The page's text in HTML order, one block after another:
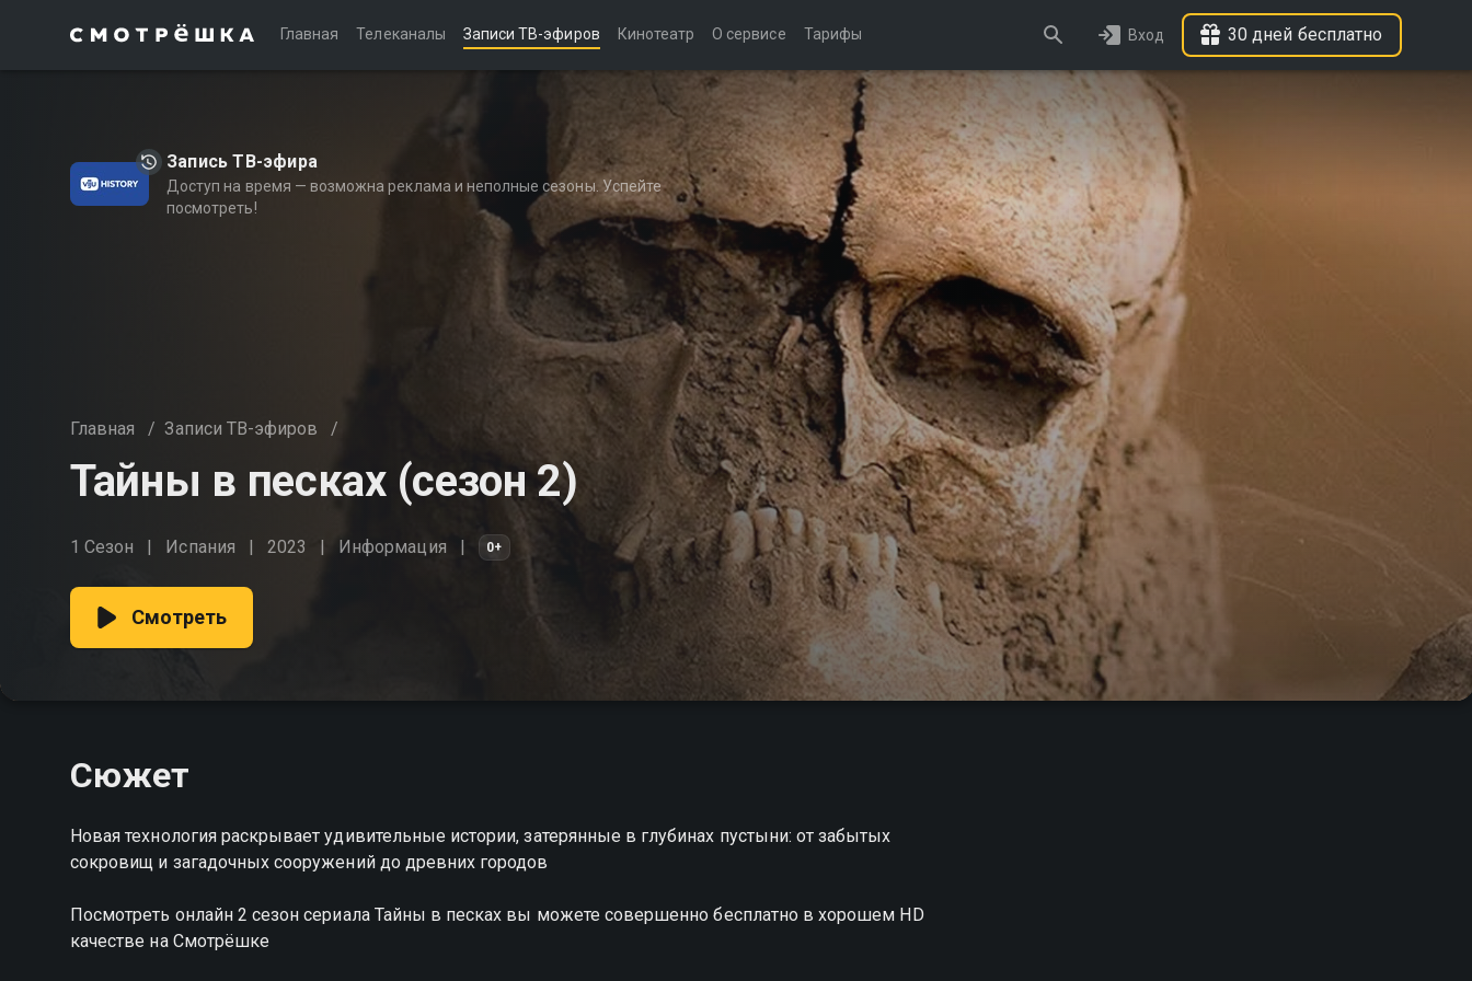
Главная Телеканалы Записи ТВ-эфиров Кинотеатр О сервисе Тарифы Вход 30 дней бесплатно
Запись ТВ-эфира
Доступ на время — возможна реклама и неполные сезоны. Успейте
посмотреть!
Главная / Записи ТВ-эфиров /
Тайны в песках (сезон 2)
1 Сезон Испания 2023 Информация 0+
Смотреть
Сюжет
Новая технология раскрывает удивительные истории, затерянные в глубинах пустыни: от забытых
сокровищ и загадочных сооружений до древних городов
Посмотреть онлайн 2 сезон сериала Тайны в песках вы можете совершенно бесплатно в хорошем HD
качестве на Смотрёшке